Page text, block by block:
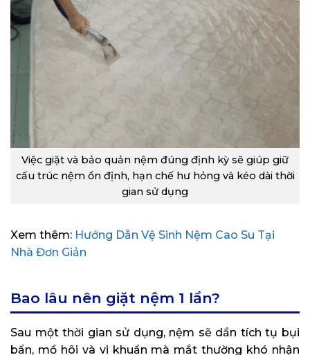
Việc giặt và bảo quản nệm đúng định kỳ sẽ giúp giữ
cấu trúc nệm ổn định, hạn chế hư hỏng và kéo dài thời
gian sử dụng
Xem thêm: Hướng Dẫn Vệ Sinh Nệm Cao Su Tại
Nhà Đơn Giản
Bao lâu nên giặt nệm 1 lần?
Sau một thời gian sử dụng, nệm sẽ dần tích tụ bụi
bẩn, mồ hôi và vi khuẩn mà mắt thường khó nhận